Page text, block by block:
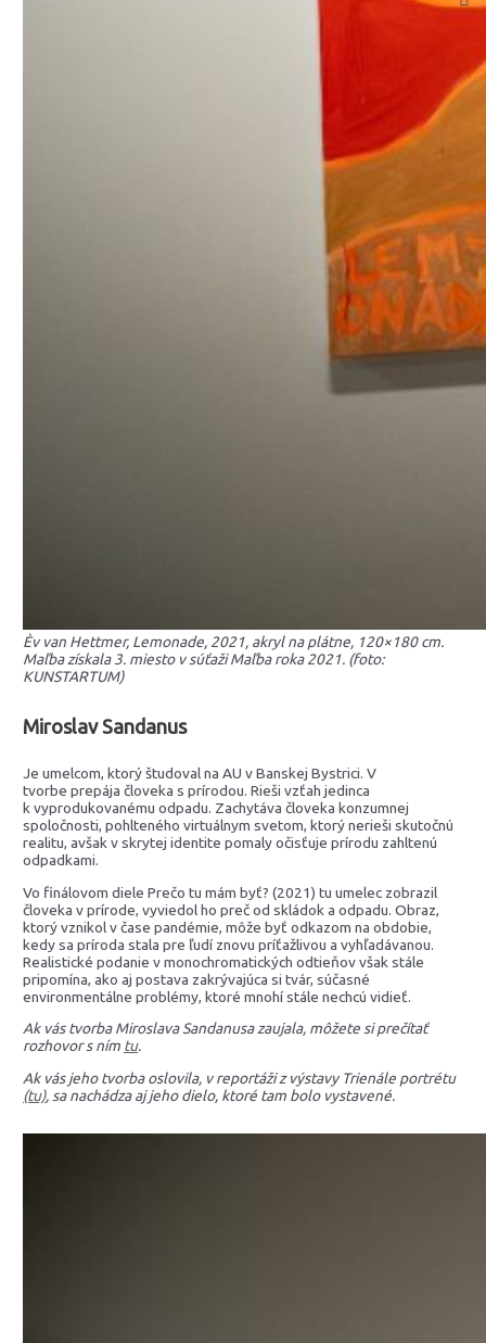
Èv van Hettmer, Lemonade, 2021, akryl na plátne, 120×180 cm.
Maľba získala 3. miesto v súťaži Maľba roka 2021. (foto:
KUNSTARTUM)
Miroslav Sandanus
Je umelcom, ktorý študoval na AU v Banskej Bystrici. V
tvorbe prepája človeka s prírodou. Rieši vzťah jedinca
k vyprodukovanému odpadu. Zachytáva človeka konzumnej
spoločnosti, pohlteného virtuálnym svetom, ktorý nerieši skutočnú
realitu, avšak v skrytej identite pomaly očisťuje prírodu zahltenú
odpadkami.
Vo finálovom diele Prečo tu mám byť? (2021) tu umelec zobrazil
človeka v prírode, vyviedol ho preč od skládok a odpadu. Obraz,
ktorý vznikol v čase pandémie, môže byť odkazom na obdobie,
kedy sa príroda stala pre ľudí znovu príťažlivou a vyhľadávanou.
Realistické podanie v monochromatických odtieňov však stále
pripomína, ako aj postava zakrývajúca si tvár, súčasné
environmentálne problémy, ktoré mnohí stále nechcú vidieť.
Ak vás tvorba Miroslava Sandanusa zaujala, môžete si prečítať
rozhovor s ním tu.
Ak vás jeho tvorba oslovila, v reportáži z výstavy Trienále portrétu
(tu), sa nachádza aj jeho dielo, ktoré tam bolo vystavené.